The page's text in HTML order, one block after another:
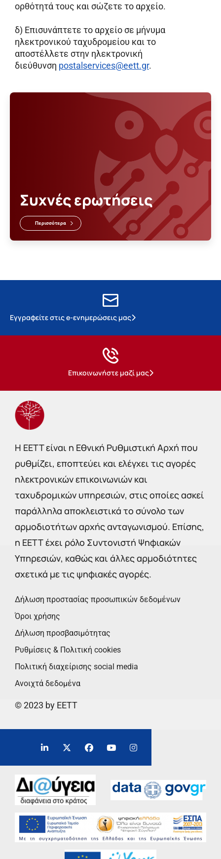
ορθότητά τους και σώζετε το αρχείο.
δ) Επισυνάπτετε το αρχείο σε μήνυμα
ηλεκτρονικού ταχυδρομείου και το
αποστέλλετε στην ηλεκτρονική
διεύθυνση postalservices@eett.gr.
Συχνές ερωτήσεις
Περισσότερα
Εγγραφείτε στις e-ενημερώσεις μας
Επικοινωνήστε μαζί μας
Η EETT είναι η Εθνική Ρυθμιστική Αρχή που
ρυθμίζει, εποπτεύει και ελέγχει τις αγορές
ηλεκτρονικών επικοινωνιών και
ταχυδρομικών υπηρεσιών, στις οποίες ασκεί
παράλληλα αποκλειστικά το σύνολο των
αρμοδιοτήτων αρχής ανταγωνισμού. Επίσης,
η ΕΕΤΤ έχει ρόλο Συντονιστή Ψηφιακών
Υπηρεσιών, καθώς και άλλες αρμοδιότητες
σχετικά με τις ψηφιακές αγορές.
Δήλωση προστασίας προσωπικών δεδομένων
Όροι χρήσης
Δήλωση προσβασιμότητας
Ρυθμίσεις & Πολιτική cookies
Πολιτική διαχείρισης social media
Ανοιχτά δεδομένα
© 2023 by EETT